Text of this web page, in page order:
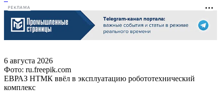
РЕКЛАМА
6 августа 2026
Фото: ru.freepik.com
ЕВРАЗ НТМК ввёл в эксплуатацию робототехнический
комплекс